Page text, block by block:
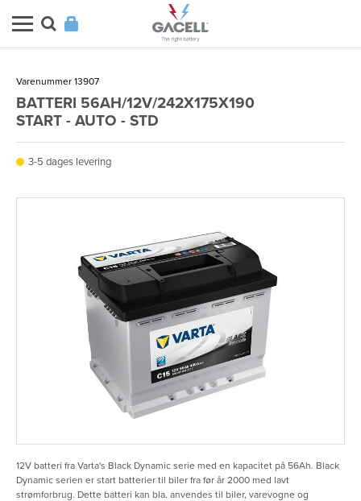
Varenummer 13907
BATTERI 56AH/12V/242X175X190
START - AUTO - STD
3-5 dages levering
12V batteri fra Varta's Black Dynamic serie med en kapacitet på 56Ah. Black
Dynamic serien er start batterier til biler fra før år 2000 med lavt
strømforbrug. Dette batteri kan bla. anvendes til biler, varevogne og